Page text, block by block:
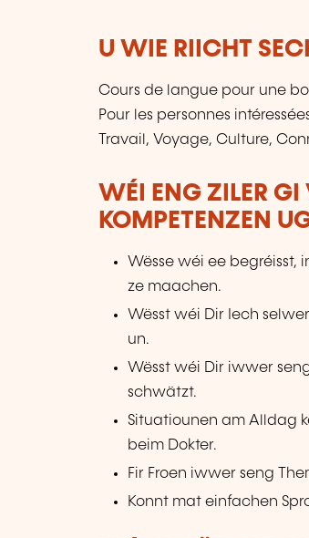
U WIE RIICHT
Cours de langue pour une
Pour les personnes
Travail, Voyage, Culture,
WÉI ENG ZILER GI
KOMPETENZEN
Wësse wéi ee begréisst,
ze maachen.
Wësst wéi Dir Iech
un.
Wësst wéi Dir iwwer
schwätzt.
Situatiounen am Alldag
beim Dokter.
Fir Froen iwwer seng
Konnt mat einfachen